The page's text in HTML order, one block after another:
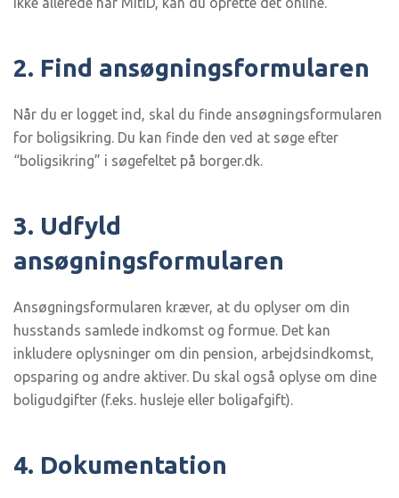
2. Find ansøgningsformularen
Når du er logget ind, skal du finde ansøgningsformularen
for boligsikring. Du kan finde den ved at søge efter
“boligsikring” i søgefeltet på borger.dk.
3. Udfyld
ansøgningsformularen
Ansøgningsformularen kræver, at du oplyser om din
husstands samlede indkomst og formue. Det kan
inkludere oplysninger om din pension, arbejdsindkomst,
opsparing og andre aktiver. Du skal også oplyse om dine
boligudgifter (f.eks. husleje eller boligafgift).
4. Dokumentation